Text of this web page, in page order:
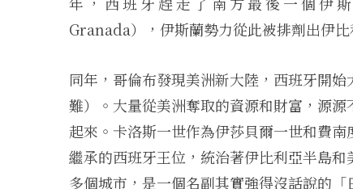
Granada），伊斯蘭勢力從此被排劑出伊比
同年，哥倫布發現美洲新大陸，西班牙開
難）。大量從美洲奪取的資源和財富，源
起來。卡洛斯一世作為伊莎貝爾一世和費
繼承的西班牙王位，統治著伊比利亞半島
多個城市，是一個名副其實強得沒話說的「